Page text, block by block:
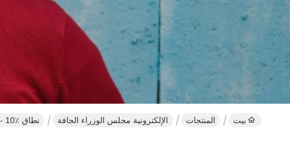
بيت المنتجات الإلكترونية مجلس الوزراء الجافة نطاق RH 0 - 10٪ خزانة جافة إلكترونية باب واحد 1.0mm الفولاذ